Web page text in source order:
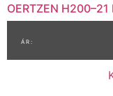
OERTZEN